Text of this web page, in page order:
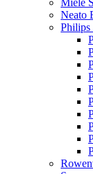
Miele
Neato
Philips